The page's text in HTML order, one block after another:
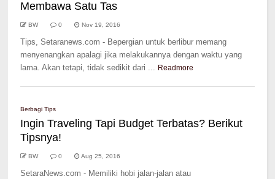
Membawa Satu Tas
BW 0 Nov 19, 2016
Tips, Setaranews.com - Bepergian untuk berlibur memang
menyenangkan apalagi jika melakukannya dengan waktu yang
lama. Akan tetapi, tidak sedikit dari ... Readmore
Berbagi Tips
Ingin Traveling Tapi Budget Terbatas? Berikut
Tipsnya!
BW 0 Aug 25, 2016
SetaraNews.com - Memiliki hobi jalan-jalan atau